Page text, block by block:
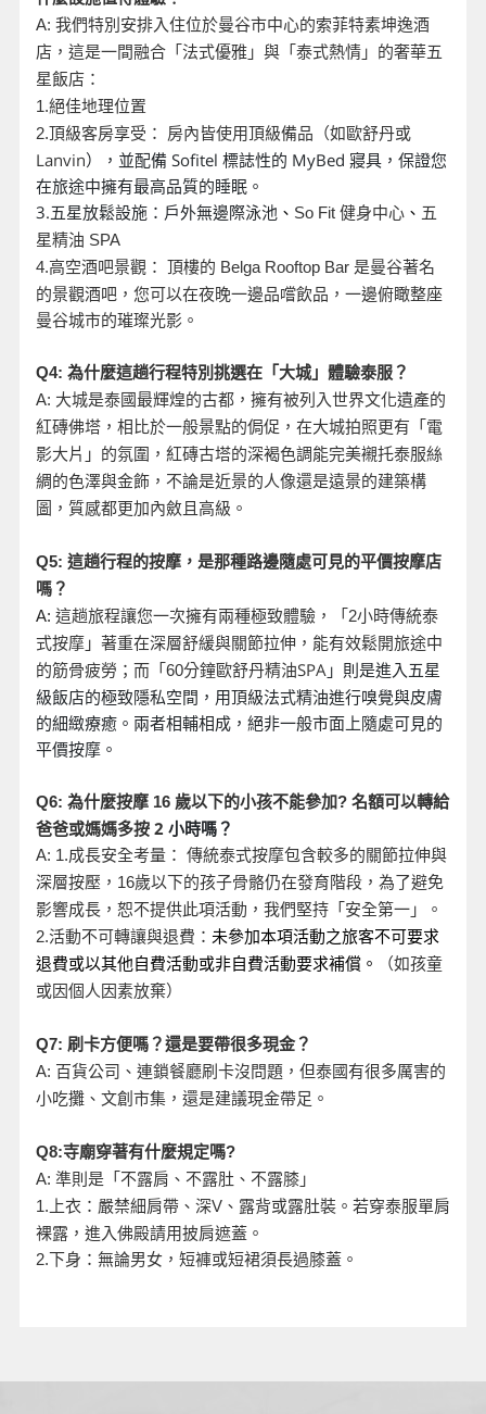
A: 我們特別安排入住位於曼谷市中心的索菲特素坤逸酒
店，這是一間融合「法式優雅」與「泰式熱情」的奢華五
星飯店：
1.絕佳地理位置
2.頂級客房享受： 房內皆使用頂級備品（如歐舒丹或
Lanvin），並配備 Sofitel 標誌性的 MyBed 寢具，保證您
在旅途中擁有最高品質的睡眠。
3.五星放鬆設施：戶外無邊際泳池 、 So Fit 健身中心、 五
星精油 SPA
4.高空酒吧景觀： 頂樓的 Belga Rooftop Bar 是曼谷著名
的景觀酒吧，您可以在夜晚一邊品嚐飲品，一邊俯瞰整座
曼谷城市的璀璨光影。
Q4: 為什麼這趟行程特別挑選在「大城」體驗泰服？
A: 大城是泰國最輝煌的古都，擁有被列入世界文化遺產的
紅磚佛塔，相比於一般景點的侷促，在大城拍照更有「電
影大片」的氛圍，紅磚古塔的深褐色調能完美襯托泰服絲
綢的色澤與金飾，不論是近景的人像還是遠景的建築構
圖，質感都更加內斂且高級。
Q5: 這趟行程的按摩，是那種路邊隨處可見的平價按摩店
嗎？
A: 這趟旅程讓您一次擁有兩種極致體驗，「2小時傳統泰
式按摩」著重在深層舒緩與關節拉伸，能有效鬆開旅途中
的筋骨疲勞；而「60分鐘歐舒丹精油SPA 」則是進入五星
級飯店的極致隱私空間，用頂級法式精油進行嗅覺與皮膚
的細緻療癒。兩者相輔相成，絕非一般市面上隨處可見的
平價按摩。
Q6: 為什麼按摩 16 歲以下的小孩不能參加? 名額可以轉給
爸爸或媽媽多按 2 小時嗎？
A: 1.成長安全考量： 傳統泰式按摩包含較多的關節拉伸與
深層按壓，16歲以下的孩子骨骼仍在發育階段，為了避免
影響成長，恕不提供此項活動，我們堅持「安全第一」。
2.活動不可轉讓與退費： 未參加本項活動之旅客不可要求
退費或以其他自費活動或非自費活動要求補償。
（如孩童
或因個人因素放棄）
Q7: 刷卡方便嗎？還是要帶很多現金？
A: 百貨公司、連鎖餐廳刷卡沒問題，但泰國有很多厲害的
小吃攤、文創市集，還是建議現金帶足。
Q8:寺廟穿著有什麼規定嗎?
A: 準則是「不露肩、不露肚、不露膝」
1. 上衣：嚴禁細肩帶、深V、露背或露肚裝。若穿泰服單肩
裸露，進入佛殿請用披肩遮蓋。
2.下身：無論男女，短褲或短裙須長過膝蓋。